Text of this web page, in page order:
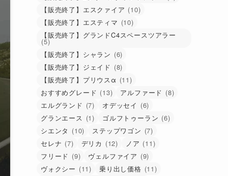
【販売終了】エスクァイア (10)
【販売終了】エスティマ (10)
【販売終了】グランドC4スペースツアラー
(5)
【販売終了】シャラン (6)
【販売終了】ジェイド (8)
【販売終了】プリウスα (11)
おすすめグレード (13) アルファード (8)
エルグランド (7) オデッセイ (6)
グランエース (1) ゴルフトゥーラン (6)
シエンタ (10) ステップワゴン (7)
セレナ (7) デリカ (12) ノア (11)
フリード (9) ヴェルファイア (9)
ヴォクシー (11) 乗り出し価格 (11)